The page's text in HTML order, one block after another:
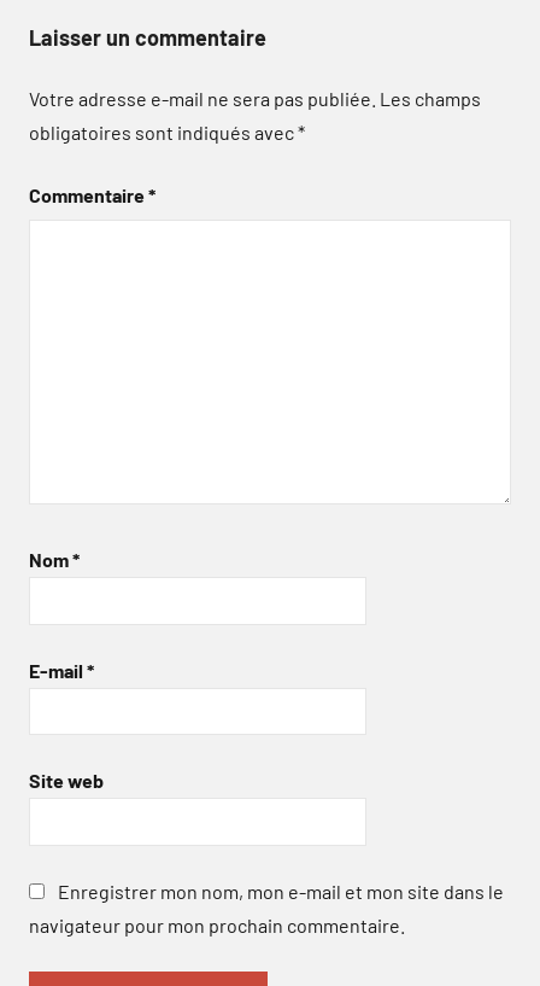
Laisser un commentaire
Votre adresse e-mail ne sera pas publiée. Les champs
obligatoires sont indiqués avec*
Commentaire*
Nom*
E-mail *
Site web
Enregistrer mon nom, mon e-mail et mon site dans le
navigateur pour mon prochain commentaire.